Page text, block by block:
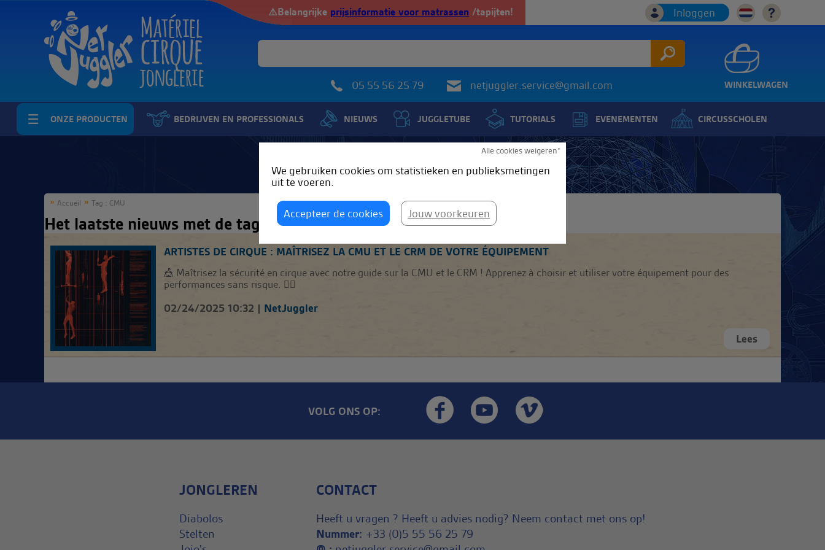
Alle cookies weigeren*
We gebruiken cookies om statistieken en publieksmetingen
uit te voeren.
Accepteer de cookies Jouw voorkeuren
⚠️Belangrijke prijsinformatie voor matrassen /tapijten!
05 55 56 25 79 netjuggler.service@gmail.com WINKELWAGEN
ONZE PRODUCTEN BEDRIJVEN EN PROFESSIONALS NIEUWS JUGGLETUBE TUTORIALS EVENEMENTEN CIRCUSSCHOLEN
Tague: CMU
Accueil Tag : CMU
Het laatste nieuws met de tag : CMU
ARTISTES DE CIRQUE : MAÎTRISEZ LA CMU ET LE CRM DE VOTRE ÉQUIPEMENT
🎪 Maîtrisez la sécurité en cirque avec notre guide sur la CMU et le CRM ! Apprenez à choisir et utiliser votre équipement pour des
performances sans risque. 🤹‍♂️
02/24/2025 10:32 | NetJuggler
Lees
VOLG ONS OP:
JONGLEREN
Diabolos
Stelten
CONTACT
Heeft u vragen ? Heeft u advies nodig? Neem contact met ons op!
Nummer: +33 (0)5 55 56 25 79
Inloggen